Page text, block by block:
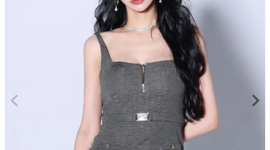
タイトロングドレス
Aラインロングドレス